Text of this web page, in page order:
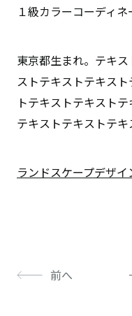
１級カラーコーディネ
東京都生まれ。テキ
ストテキストテキス
トテキストテキスト
テキストテキストテキ
ランドスケープデザ
前へ